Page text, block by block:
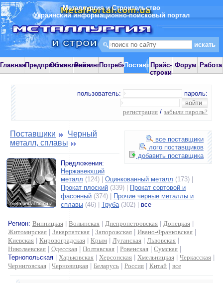
Металлургия и Строительство
Украинский информационно-поисковый портал
ГлавнаяПредприятияОбъявления
РейтингПотребностиПоставщики
Прайс-
строки
Форум Работа
пользователь: пароль:
регистрация / забыли пароль?
все поставщики
лого поставщиков
добавить поставщика
Поставщики
Черный
металл, сплавы
Предложения:
Нержавеющий
металл (124) | Оцинкованный металл (173) |
Прокат плоский (339) |
Прокат сортовой и
фасонный (374) |
Прочие черные металлы и
сплавы (46) | Труба(302) | все
Регион: Винницкая Волынская Днепропетровская Донецкая
Житомирская
Закарпатская Запорожская Ивано-Франковская
Киевская
Кировоградская Крым Луганская Львовская
Николаевская
Одесская Полтавская Ровенская Сумская
Тернопольская
Харьковская Херсонская Хмельницкая Черкасская
Черниговская
Черновицкая Беларусь Россия Китай все